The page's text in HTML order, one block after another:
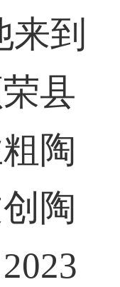
来到
县
陶
陶